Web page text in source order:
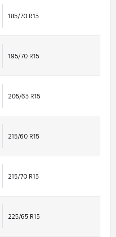
185/70 R15
195/70 R15
205/65 R15
215/60 R15
215/70 R15
225/65 R15